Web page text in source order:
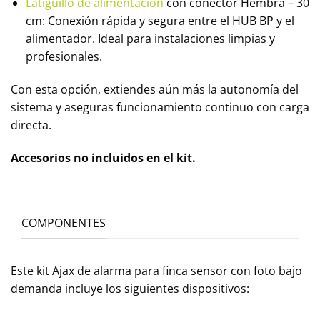
cm: Conexión rápida y segura entre el HUB BP y el
alimentador. Ideal para instalaciones limpias y
profesionales.
Con esta opción, extiendes aún más la autonomía del
sistema y aseguras funcionamiento continuo con carga
directa.
Accesorios no incluidos en el kit.
COMPONENTES
Este kit Ajax de alarma para finca sensor con foto bajo
demanda incluye los siguientes dispositivos: